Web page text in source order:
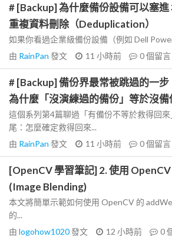
# [Backup] 為什麼備份設備可以塞
重複資料刪除（Deduplication）
如果你看過企業級備份設備（例如 Dell
由 RainPan 發文 11 小時前 0個留言
# [Backup] 備份界最常被跳過的一
為什麼「沒演練過的備份」等於沒備
這個系列第4篇聊過「有備份不等於救得回
尾：怎麼確定救得回來...
由 RainPan 發文 11 小時前 0個留言
[OpenCV 學習筆記] 2. 使用
(Image Blending)
本文將簡單示範如何使用 OpenCV 的
的...
由 logohow1020發文 12 小時前 0